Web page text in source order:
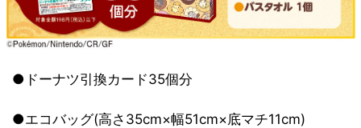
●ドーナツ引換カード35個分
●エコバッグ(高さ35cm×幅51cm×底マチ11cm)